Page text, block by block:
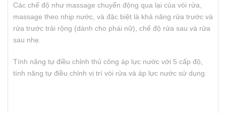
Các chế độ như massage chuyển động qua lại của vòi rửa,
massage theo nhịp nước, và đặc biệt là khả năng rửa trước và
rửa trước trải rộng (dành cho phái nữ), chế độ rửa sau và rửa
sau nhẹ.
Tính năng tự điều chỉnh thủ công áp lực nước với 5 cấp độ,
tính năng tự điều chỉnh vị trí vòi rửa và áp lực nước sử dụng.